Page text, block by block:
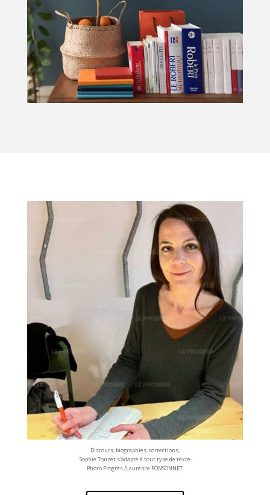
Discours, biographies, corrections,
Sophie Touzet s’adapte à tout type de texte
Photo Progrès /Laurence PONSONNET